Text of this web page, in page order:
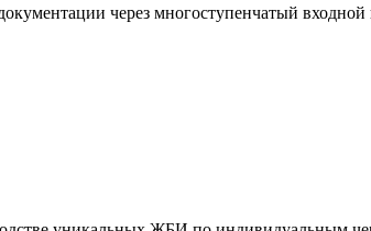
через многоступенчатый